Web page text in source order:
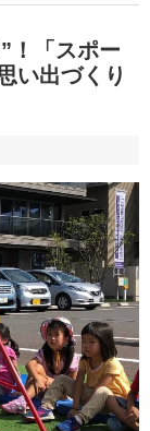
！「スポー
い出づくり